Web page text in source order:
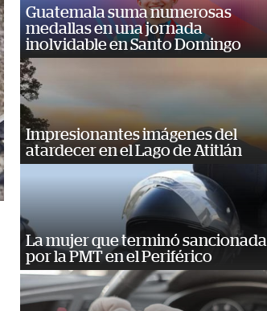
Guatemala suma numerosas
medallas en una jornada
inolvidable en Santo Domingo
Impresionantes imágenes del
atardecer en el Lago de Atitlán
La mujer que terminó sancionada
por la PMT en el Periférico